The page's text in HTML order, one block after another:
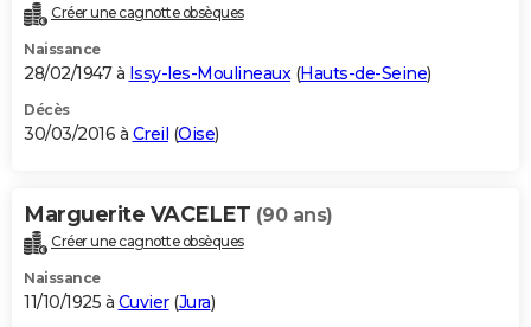
Créer une cagnotte obsèques
Naissance
28/02/1947 à Issy-les-Moulineaux(Hauts-de-Seine)
Décès
30/03/2016 à Creil (Oise)
Marguerite VACELET (90 ans)
Créer une cagnotte obsèques
Naissance
11/10/1925 à Cuvier(Jura)